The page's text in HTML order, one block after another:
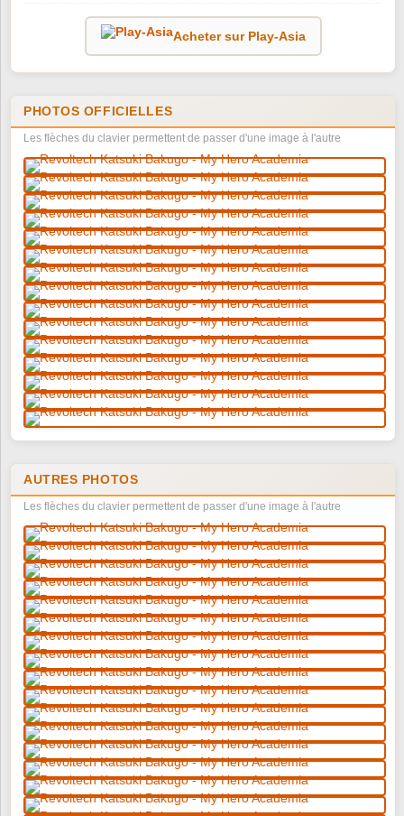
Acheter sur Play-Asia
PHOTOS OFFICIELLES
Les flèches du clavier permettent de passer d'une image à l'autre
AUTRES PHOTOS
Les flèches du clavier permettent de passer d'une image à l'autre